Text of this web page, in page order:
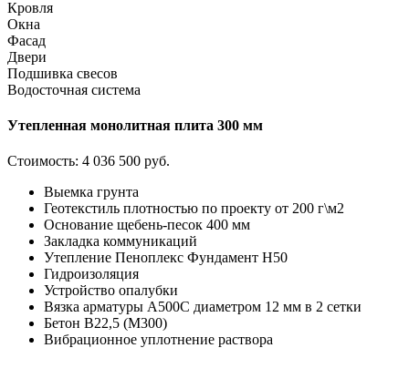
Кровля
Окна
Фасад
Двери
Подшивка свесов
Водосточная система
Утепленная монолитная плита 300 мм
Стоимость: 4 036 500 руб.
Выемка грунта
Геотекстиль плотностью по проекту от 200 г\м2
Основание щебень-песок 400 мм
Закладка коммуникаций
Утепление Пеноплекс Фундамент H50
Гидроизоляция
Устройство опалубки
Вязка арматуры А500С диаметром 12 мм в 2 сетки
Бетон В22,5 (М300)
Вибрационное уплотнение раствора